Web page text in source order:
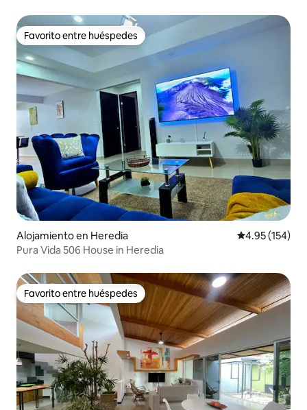
Favorito entre huéspedes
Favorito entre huéspedes
Alojamiento en Heredia Calificación
4.95 (154)
Pura Vida 506 House in Heredia
Favorito entre huéspedes
Favorito entre huéspedes